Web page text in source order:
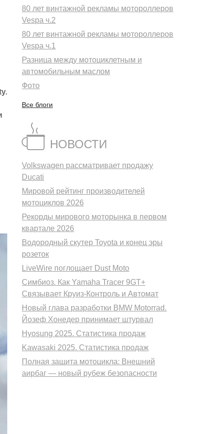
80 лет винтажной рекламы мотороллеров
Vespa ч.2
80 лет винтажной рекламы мотороллеров
Vespa ч.1
Разница между мотоциклетным и
автомобильным маслом
Фото
Все блоги
НОВОСТИ
Volkswagen рассматривает продажу
Ducati
Мировой рейтинг производителей
мотоциклов 2026
Рекорды мирового моторынка в первом
квартале 2026
Водородный скутер Toyota и конец эры
розеток
LiveWire поглощает Dust Moto
Симбиоз. Как Yamaha Tracer 9GT+
Связывает Круиз-Контроль и Автомат
Новый глава разработки BMW Motorrad.
Йозеф Хонедер принимает штурвал
Hyosung 2025. Статистика продаж
Kawasaki 2025. Статистика продаж
Полная защита мотоцикла: Внешний
аирбаг — новый рубеж безопасности